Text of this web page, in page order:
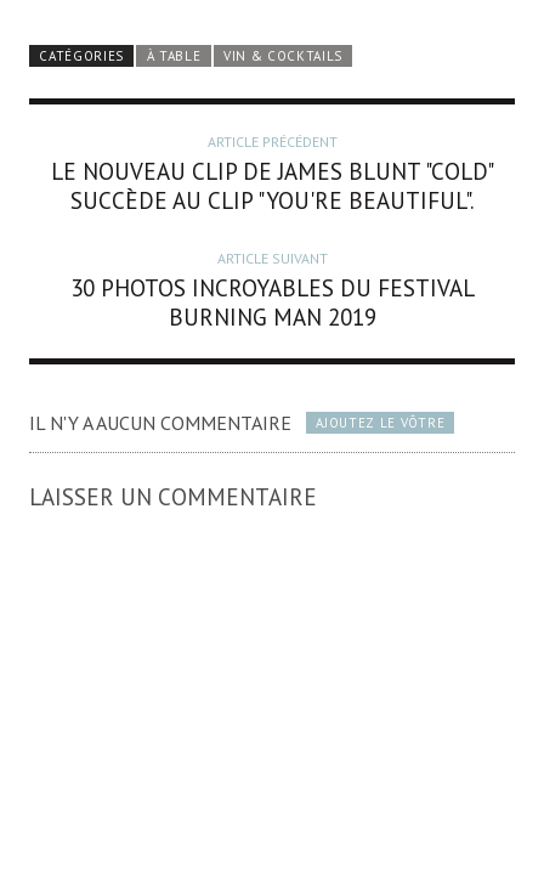
CATÉGORIES À TABLE VIN & COCKTAILS
ARTICLE PRÉCÉDENT
LE NOUVEAU CLIP DE JAMES BLUNT "COLD"
SUCCÈDE AU CLIP "YOU'RE BEAUTIFUL".
ARTICLE SUIVANT
30 PHOTOS INCROYABLES DU FESTIVAL
BURNING MAN 2019
IL N'Y A AUCUN COMMENTAIRE AJOUTEZ LE VÔTRE
LAISSER UN COMMENTAIRE